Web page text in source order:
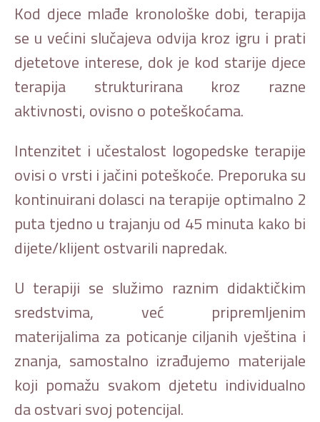
Kod djece mlađe kronološke dobi, terapija
se u većini slučajeva odvija kroz igru i prati
djetetove interese, dok je kod starije djece
terapija strukturirana kroz razne
aktivnosti, ovisno o poteškoćama.
Intenzitet i učestalost logopedske terapije
ovisi o vrsti i jačini poteškoće. Preporuka su
kontinuirani dolasci na terapije optimalno 2
puta tjedno u trajanju od 45 minuta kako bi
dijete/klijent ostvarili napredak.
U terapiji se služimo raznim didaktičkim
sredstvima, već pripremljenim
materijalima za poticanje ciljanih vještina i
znanja, samostalno izrađujemo materijale
koji pomažu svakom djetetu individualno
da ostvari svoj potencijal.